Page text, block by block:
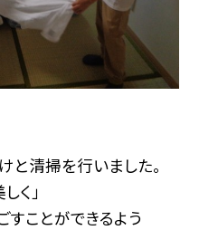
と清掃を行いました。
く」
ことができるよう